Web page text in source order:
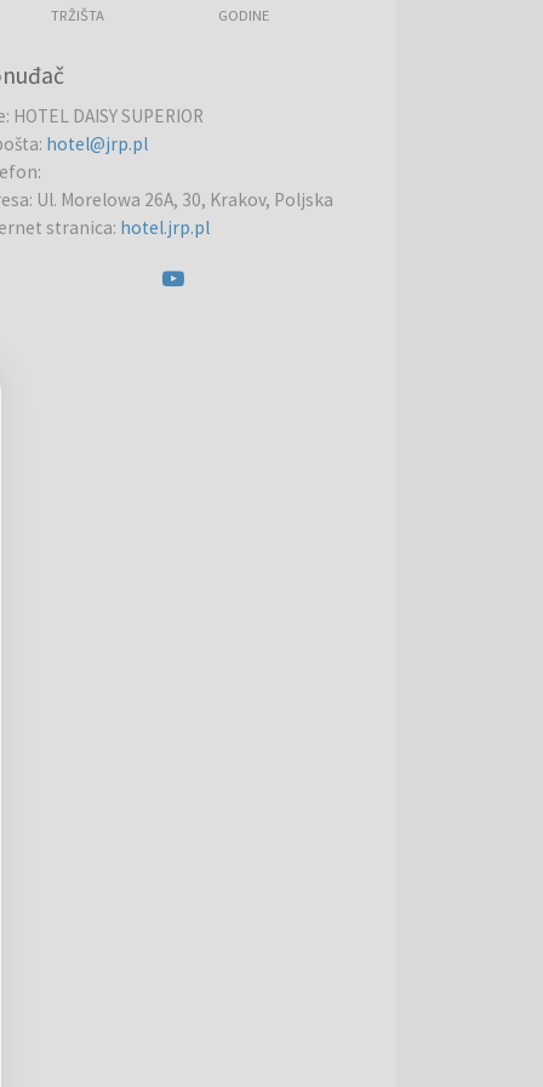
TRŽIŠTA GODINE
: HOTEL DAISY SUPERIOR
: hotel@jrp.pl
:
: Ul. Morelowa 26A, 30, Krakov, Poljska
stranica: hotel.jrp.pl